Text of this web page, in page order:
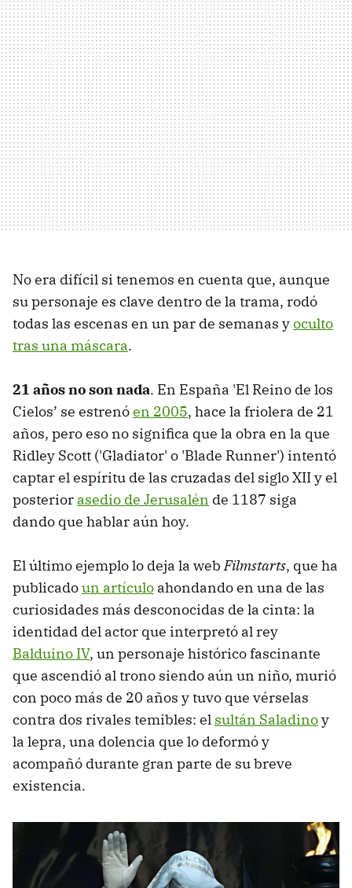
No era difícil si tenemos en cuenta que, aunque
su personaje es clave dentro de la trama, rodó
todas las escenas en un par de semanas yoculto
tras una máscara.
21 años no son nada. En España 'El Reino de los
Cielos’ se estrenóen 2005, hace la friolera de 21
años, pero eso no significa que la obra en la que
Ridley Scott ('Gladiator' o 'Blade Runner') intentó
captar el espíritu de las cruzadas del siglo XII y el
posterior asedio de Jerusalén de 1187 siga
dando que hablar aún hoy.
El último ejemplo lo deja la webFilmstarts, que ha
publicadoun artículo ahondando en una de las
curiosidades más desconocidas de la cinta: la
identidad del actor que interpretó al rey
Balduino IV, un personaje histórico fascinante
que ascendió al trono siendo aún un niño, murió
con poco más de 20 años y tuvo que vérselas
contra dos rivales temibles: el sultán Saladinoy
la lepra, una dolencia que lo deformó y
acompañó durante gran parte de su breve
existencia.